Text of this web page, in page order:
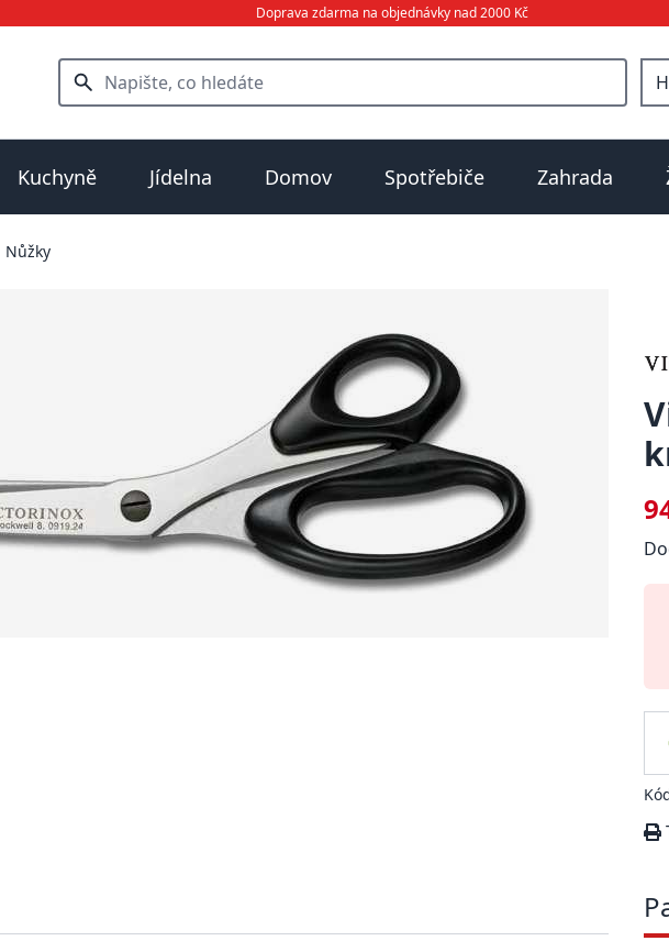
Doprava zdarma na objednávky nad 2000 Kč
Kuchyně Jídelna Domov Spotřebiče Zahrada
Nůžky